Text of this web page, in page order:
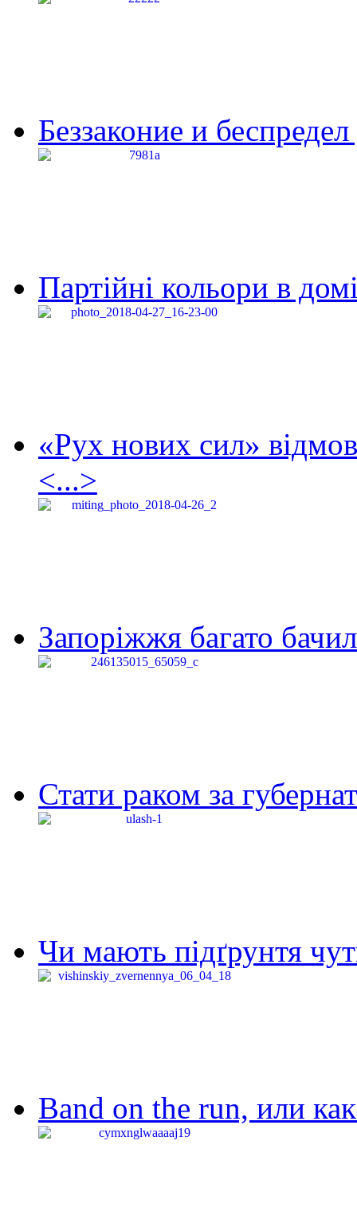
Беззаконие и
Партійні кольори в
«Рух нових сил»
<...>
Запоріжжя багато
Стати раком за
Чи мають підґрунтя
Band on the run, или